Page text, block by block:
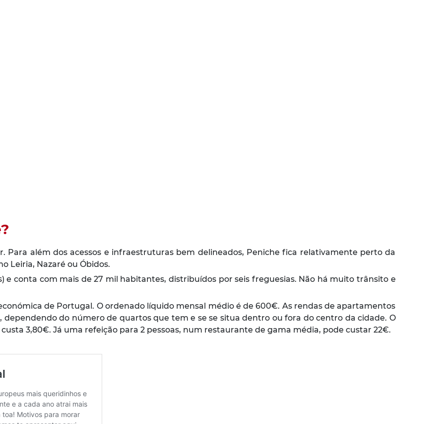
Para além dos acessos e infraestruturas bem delineados, Peniche fica relativamente perto da
Leiria, Nazaré ou Óbidos.
e conta com mais de 27 mil habitantes, distribuídos por seis freguesias. Não há muito trânsito e
de Portugal. O ordenado líquido mensal médio é de 600€. As rendas de apartamentos
do número de quartos que tem e se se situa dentro ou fora do centro da cidade. O
3,80€. Já uma refeição para 2 pessoas, num restaurante de gama média, pode custar 22€.